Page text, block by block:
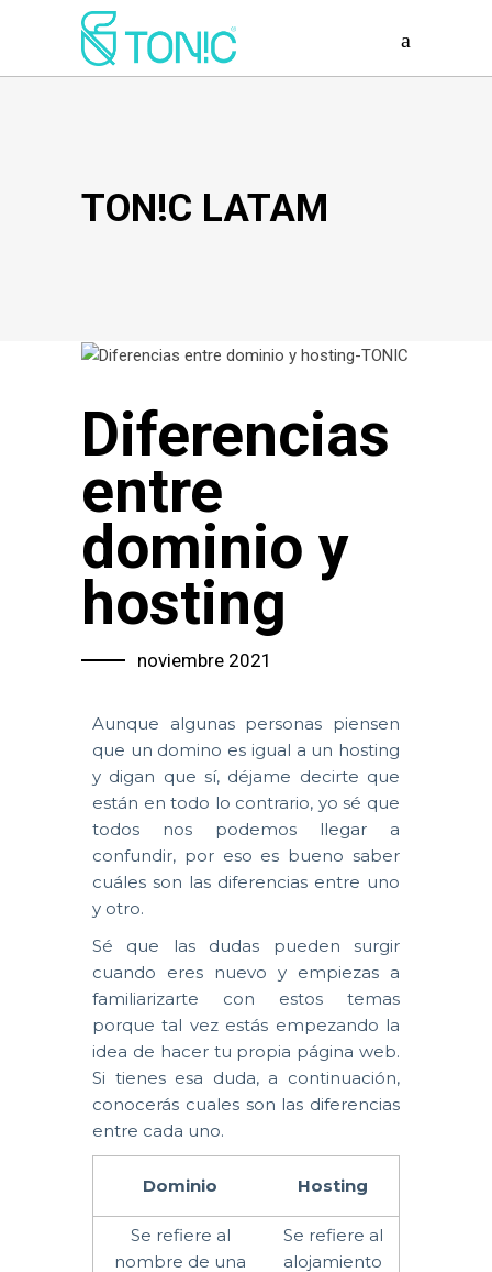
TON!C LATAM
Diferencias
entre
dominio y
hosting
noviembre 2021
Aunque algunas personas piensen
que un domino es igual a un hosting
y digan que sí, déjame decirte que
están en todo lo contrario, yo sé que
todos nos podemos llegar a
confundir, por eso es bueno saber
cuáles son las diferencias entre uno
y otro.
Sé que las dudas pueden surgir
cuando eres nuevo y empiezas a
familiarizarte con estos temas
porque tal vez estás empezando la
idea de hacer tu propia página web.
Si tienes esa duda, a continuación,
conocerás cuales son las diferencias
entre cada uno.
Dominio Hosting
Se refiere al
nombre de una
Se refiere al
alojamiento